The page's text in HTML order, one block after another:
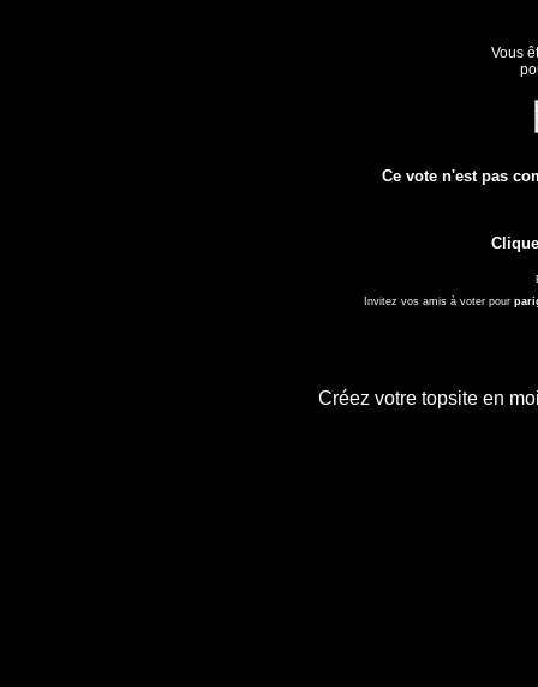
Vous
Ce vote n'est pas
Invitez vos amis à voter pour
Créez votre topsite en